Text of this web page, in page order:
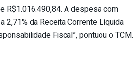
R$1.016.490,84. A despesa com
2,71% da Receita Corrente Líquida
Fiscal”, pontuou o TCM.